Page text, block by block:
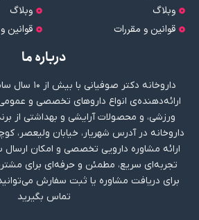
وبلاگ
قوانین و مقررات
وبلاگ
قوانین
درباره ما
داروخانه دکتر
ارائه‌دهنده‌ی انواع داروهای تخصصی و
ورزشی، و محصولات آرایشی و بهداشتی از
داروخانه در آدرس شهریار، خیابان ولیعصر،
ارائه مشاوره دارویی تخصصی و امکان ارسال
تجربه‌ای سریع، مطمئن و حرفه‌ای برای
تماس بگیرید